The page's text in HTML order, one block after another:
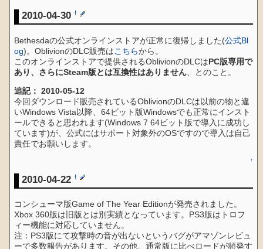
2010-04-30†
Bethesdaの公式オンラインストアが正常に復帰しました(公式Bl
og)。OblivionのDLC販売はこちらから。
このオンラインストアで提供されるOblivionのDLCはPC版専用で
あり、さらにSteam版とは互換性はありません 、とのこと。
追記： 2010-05-12
今回ダウンロード販売されているOblivionのDLCは以前の物と違
いWindows Vista以降、64ビット版Windowsでも正常にインスト
ールできると思われます(Windows 7 64ビット版で導入に成功し
ています)が、公式にはサポート対象外のOSですので導入は自己
責任でお願いします。
↑
2010-04-22†
コンシューマ版Game of The Year Editionが発売されました。
Xbox 360版は旧版とは別実績となっています。PS3版はトロフ
ィー機能に対応していません。
注：PS3版にて攻撃時の音が出ないというバグがアマゾンレビュ
ーで多数報告があります。その他、通常版に比べロードが頻発す